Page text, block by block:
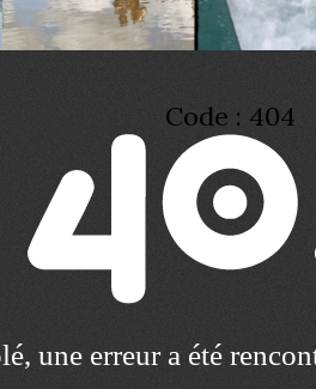
Code : 404
une erreur a été